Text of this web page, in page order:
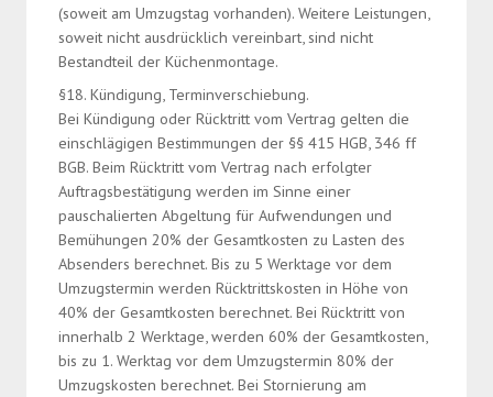
(soweit am Umzugstag vorhanden). Weitere Leistungen,
soweit nicht ausdrücklich vereinbart, sind nicht
Bestandteil der Küchenmontage.
§18. Kündigung, Terminverschiebung.
Bei Kündigung oder Rücktritt vom Vertrag gelten die
einschlägigen Bestimmungen der §§ 415 HGB, 346 ff
BGB. Beim Rücktritt vom Vertrag nach erfolgter
Auftragsbestätigung werden im Sinne einer
pauschalierten Abgeltung für Aufwendungen und
Bemühungen 20% der Gesamtkosten zu Lasten des
Absenders berechnet. Bis zu 5 Werktage vor dem
Umzugstermin werden Rücktrittskosten in Höhe von
40% der Gesamtkosten berechnet. Bei Rücktritt von
innerhalb 2 Werktage, werden 60% der Gesamtkosten,
bis zu 1. Werktag vor dem Umzugstermin 80% der
Umzugskosten berechnet. Bei Stornierung am